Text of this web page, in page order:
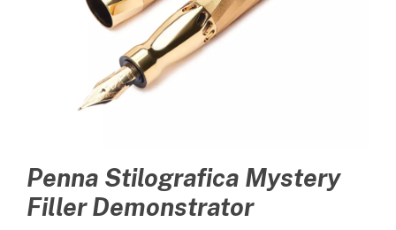
Penna Stilografica Mystery
Filler Demonstrator